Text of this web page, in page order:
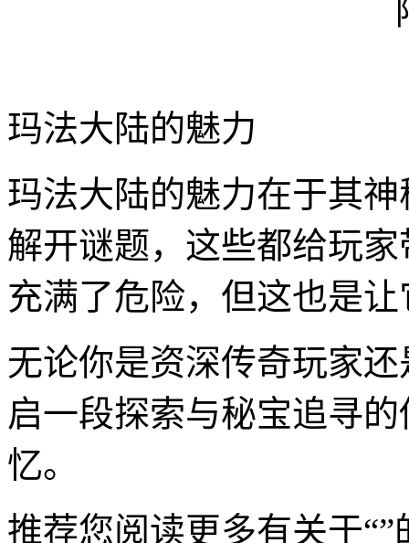
玛法大陆的魅力
玛法大陆的魅力在于其
解开谜题，这些都给玩
充满了危险，但这也是
无论你是资深传奇玩家
启一段探索与秘宝追寻
忆。
推荐您阅读更多有关于“”